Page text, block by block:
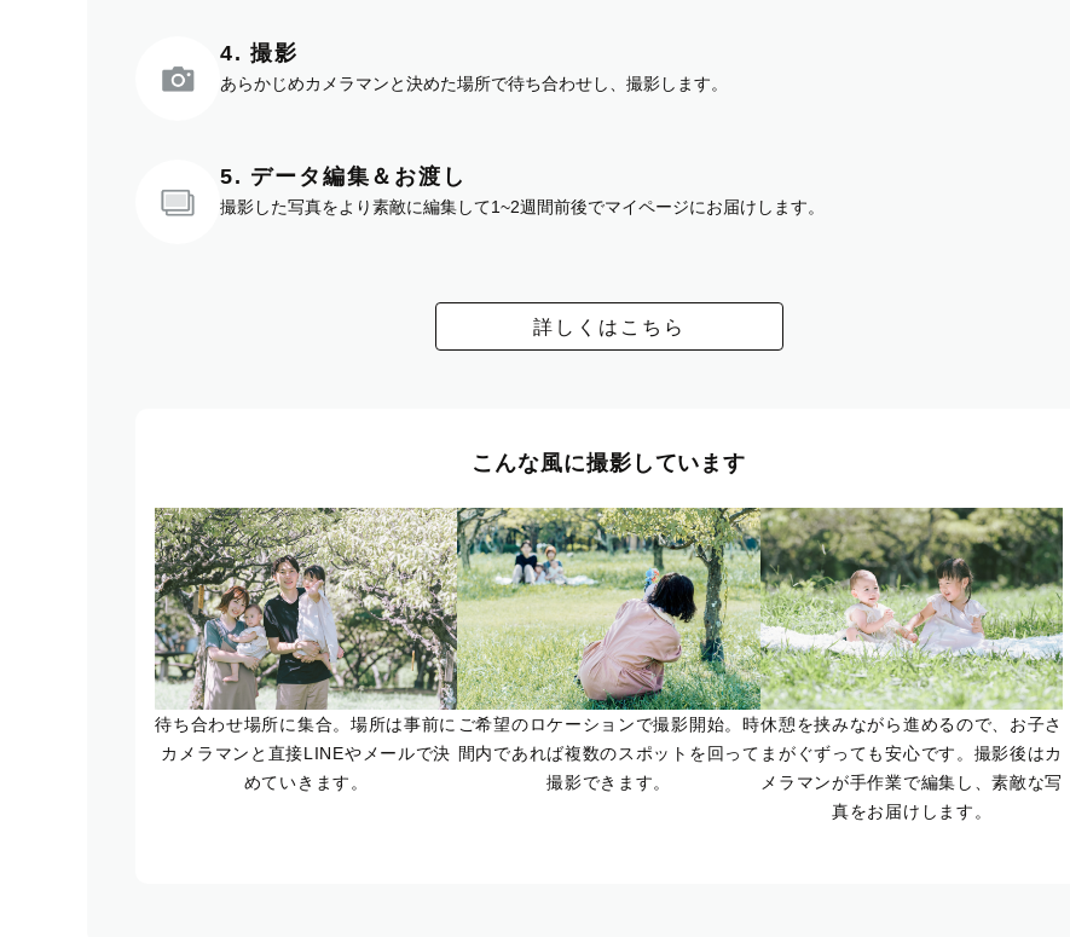
4. 撮影
あらかじめカメラマンと決めた場所で待ち合わせし、撮影します。
5. データ編集＆お渡し
撮影した写真をより素敵に編集して1~2週間前後でマイページにお届けします。
詳しくはこちら
こんな風に撮影しています
待ち合わせ場所に集合。場所は事前に
カメラマンと直接LINEやメールで決
めていきます。
ご希望のロケーションで撮影開始。時
間内であれば複数のスポットを回って
撮影できます。
休憩を挟みながら進めるので、お子さ
まがぐずっても安心です。撮影後はカ
メラマンが手作業で編集し、素敵な写
真をお届けします。